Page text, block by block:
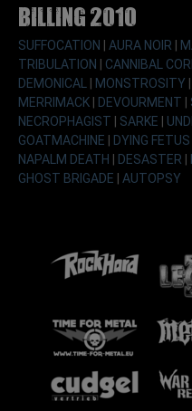
Billing 2010
SUFFOCATION AURA NOIR
TRIBULATION
CANNIBAL
DEMONICAL
MONSTROSITY
MERRIMACK
DEVOURMENT
NECROPHAGIST
SARKE
GOATMACHINE
DYING FETUS
NAPALM DEATH
DESASTER
GHOST BRIGADE
AUTOPSY